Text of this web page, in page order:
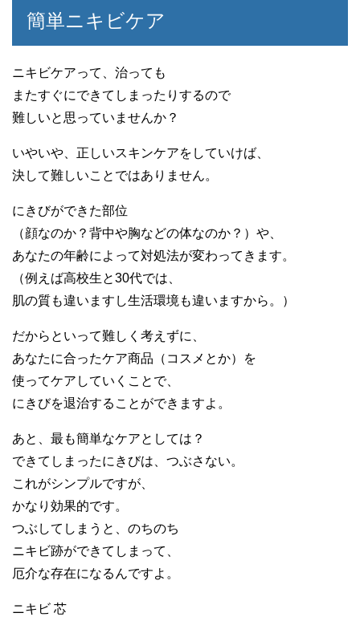
簡単ニキビケア
ニキビケアって、治っても
またすぐにできてしまったりするので
難しいと思っていませんか？
いやいや、正しいスキンケアをしていけば、
決して難しいことではありません。
にきびができた部位
（顔なのか？背中や胸などの体なのか？）や、
あなたの年齢によって対処法が変わってきます。
（例えば高校生と30代では、
肌の質も違いますし生活環境も違いますから。）
だからといって難しく考えずに、
あなたに合ったケア商品（コスメとか）を
使ってケアしていくことで、
にきびを退治することができますよ。
あと、最も簡単なケアとしては？
できてしまったにきびは、つぶさない。
これがシンプルですが、
かなり効果的です。
つぶしてしまうと、のちのち
ニキビ跡ができてしまって、
厄介な存在になるんですよ。
ニキビ 芯